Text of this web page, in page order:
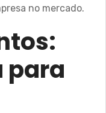
no mercado.
para